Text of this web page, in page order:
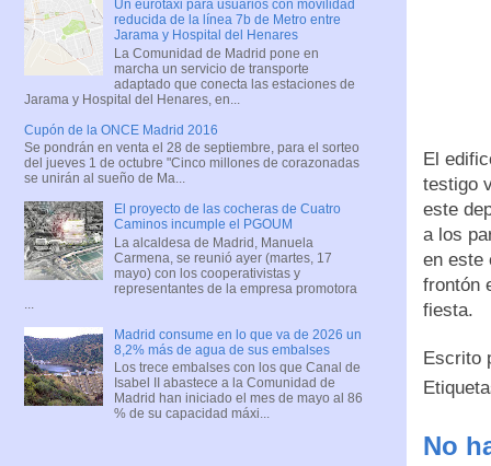
El
testigo
este
a los
en este
frontón
fiesta.
Escrito
No
Un eurotaxi para usuarios con movilidad
reducida de la línea 7b de Metro entre
Jarama y Hospital del Henares
La Comunidad de Madrid pone en
marcha un servicio de transporte
adaptado que conecta las estaciones de
Jarama y Hospital del Henares, en...
Cupón de la ONCE Madrid 2016
Se pondrán en venta el 28 de septiembre, para el sorteo
del jueves 1 de octubre "Cinco millones de corazonadas
se unirán al sueño de Ma...
El proyecto de las cocheras de Cuatro
Caminos incumple el PGOUM
La alcaldesa de Madrid, Manuela
Carmena, se reunió ayer (martes, 17
mayo) con los cooperativistas y
representantes de la empresa promotora
Madrid consume en lo que va de 2026 un
8,2% más de agua de sus embalses
Los trece embalses con los que Canal de
Isabel II abastece a la Comunidad de
Madrid han iniciado el mes de mayo al 86
% de su capacidad máxi...